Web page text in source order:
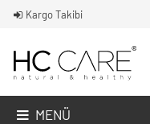
Kargo Takibi
MENÜ